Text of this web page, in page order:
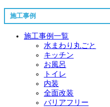
施工事例
施工事例一覧
水まわり丸ごと
キッチン
お風呂
トイレ
内装
全面改装
バリアフリー